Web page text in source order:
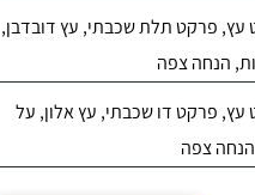
פרקט תלת שכבתי, עץ דובדבן,
הנחה צפה
פרקט דו שכבתי, עץ אלון, על
צפה